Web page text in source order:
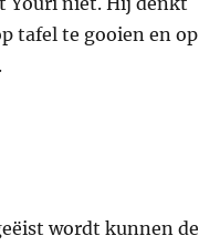
tafel te gooien en op
wordt kunnen de